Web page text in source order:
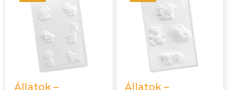
Állatok – Állatok –